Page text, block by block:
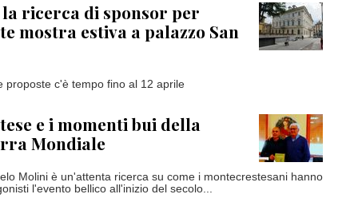
ricerca di sponsor per
mostra estiva a palazzo San
proposte c'è tempo fino al 12 aprile
e i momenti bui della
Mondiale
Molini è un'attenta ricerca su come i montecrestesani hanno
l'evento bellico all'inizio del secolo...